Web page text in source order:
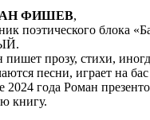
ФИШЕВ,
поэтического блока
пишет прозу, стихи,
песни, играет на
2024 года Роман
книгу.